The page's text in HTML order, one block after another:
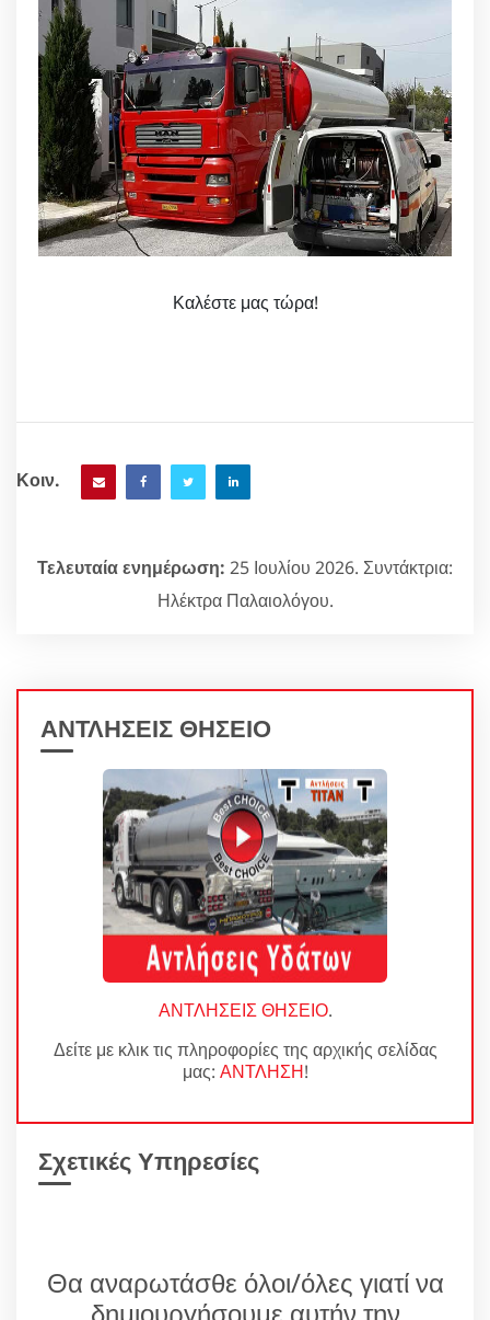
Καλέστε μας τώρα!
Κοιν.
Τελευταία ενημέρωση: 25 Ιουλίου 2026. Συντάκτρια:
Ηλέκτρα Παλαιολόγου.
ΑΝΤΛΗΣΕΙΣ ΘΗΣΕΙΟ
ΑΝΤΛΗΣΕΙΣ ΘΗΣΕΙΟ.
Δείτε με κλικ τις πληροφορίες της αρχικής σελίδας
μας: ΑΝΤΛΗΣΗ!
Σχετικές Υπηρεσίες
Θα αναρωτάσθε όλοι/όλες γιατί να
δημιουργήσουμε αυτήν την